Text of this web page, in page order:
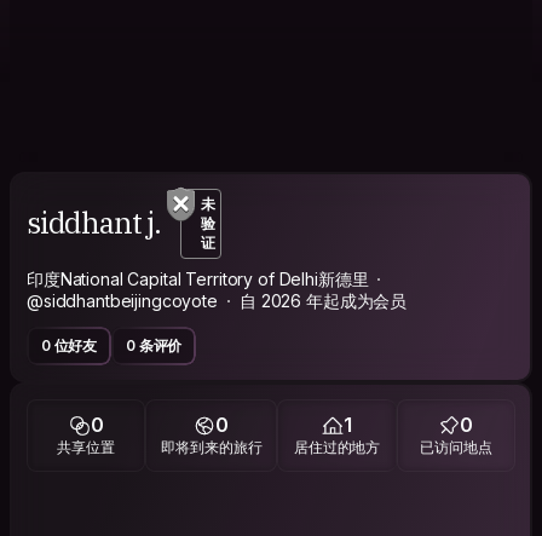
siddhant j.
未
验
证
印度National Capital Territory of Delhi新德里
@siddhantbeijingcoyote
自 2026 年起成为会员
0 位好友 0 条评价
0
共享位置
0
即将到来的旅行
1
居住过的地方
0
已访问地点